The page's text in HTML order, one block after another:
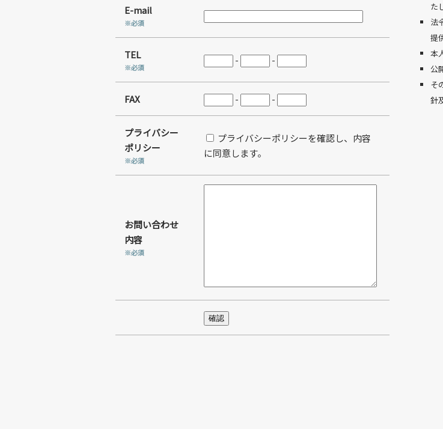
E-mail
※必須
TEL
※必須
- -
FAX - -
プライバシー
ポリシー
※必須
プライバシーポリシーを確認し、内容
に同意します。
お問い合わせ
内容
※必須
た
法
提
本
公
そ
針